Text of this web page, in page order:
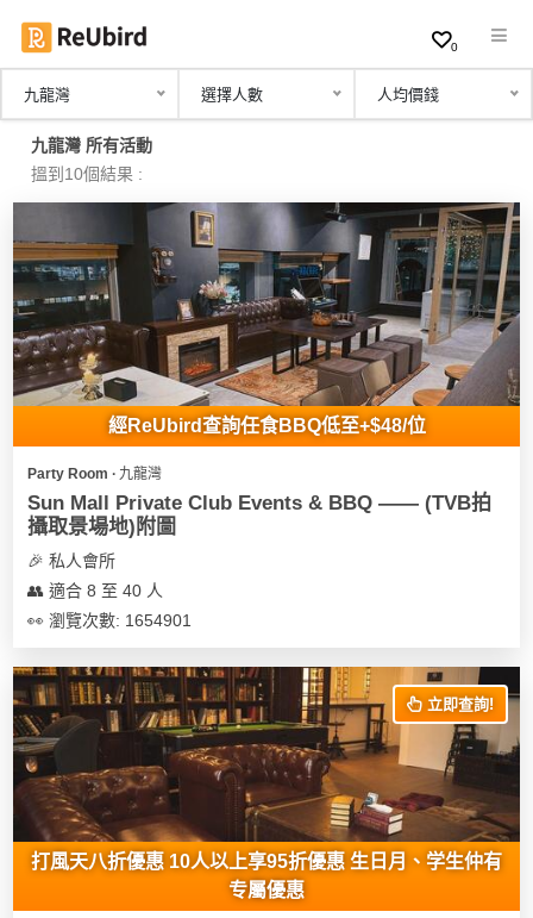
繁
中
EN
登
入
註
冊
服
務
及
產
品
分
Party
Room
到
會
美
活
動
類
0
九龍灣 選擇人數 人均價錢
九龍灣 所有活動
搵到10個結果 :
經ReUbird查詢任食BBQ低至+$48/位
Party Room ∙ 九龍灣
Sun Mall Private Club Events & BBQ —— (TVB拍
攝取景場地)附圖
🎉 私人會所
👥 適合 8 至 40 人
👀 瀏覽次數: 1654901
立即查詢!
打風天八折優惠 10人以上享95折優惠 生日月、学生仲有
专屬優惠